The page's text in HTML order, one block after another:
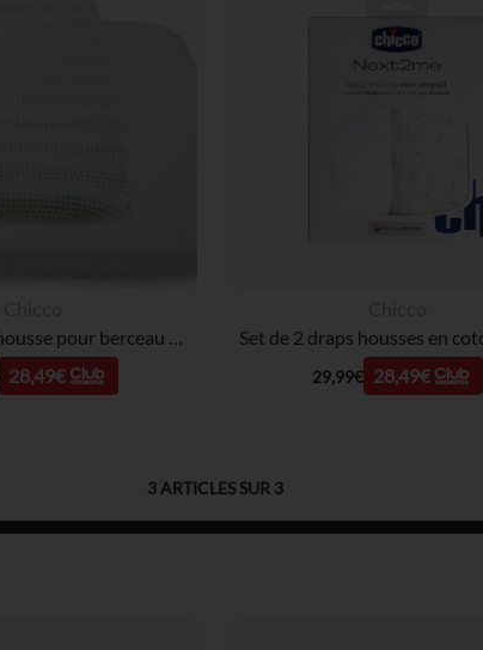
Lot de 2 draps housse pour berceau Next2Me - Air
28,49€ 29,99€ 28,49€
3 ARTICLES SUR 3